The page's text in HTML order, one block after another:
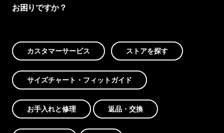
お困りですか？
カスタマーサービス ストアを探す
サイズチャート・フィットガイド
お手入れと修理 返品・交換